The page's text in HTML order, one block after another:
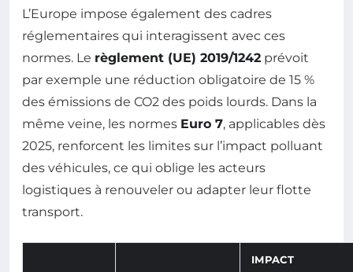
L’Europe impose également des cadres
réglementaires qui interagissent avec ces
normes. Le règlement (UE) 2019/1242 prévoit
par exemple une réduction obligatoire de 15 %
des émissions de CO2 des poids lourds. Dans la
même veine, les normes Euro 7, applicables dès
2025, renforcent les limites sur l’impact polluant
des véhicules, ce qui oblige les acteurs
logistiques à renouveler ou adapter leur flotte
transport.
IMPACT